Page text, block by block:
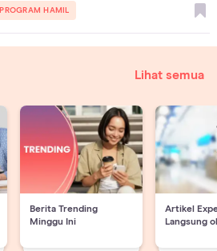
PROGRAM HAMIL
Lihat semua
Berita Trending
Minggu Ini
Artikel
Langsung